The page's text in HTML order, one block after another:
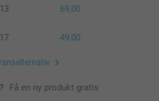
69,00
49,00
Få en ny produkt gratis